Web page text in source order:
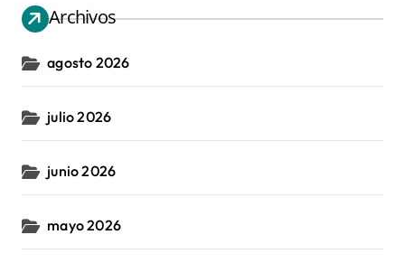
Archivos
agosto 2026
julio 2026
junio 2026
mayo 2026